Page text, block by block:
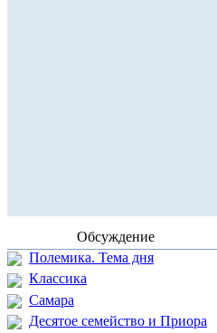
Обсуждение
Полемика. Тема дня
Классика
Самара
Десятое семейство и Приора